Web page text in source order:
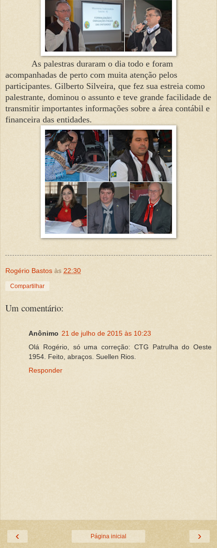
As palestras duraram o dia todo e foram
acompanhadas de perto com muita atenção pelos
participantes. Gilberto Silveira, que fez sua estreia como
palestrante, dominou o assunto e teve grande facilidade de
transmitir importantes informações sobre a área contábil e
financeira das entidades.
Rogério Bastos às 22:30
Compartilhar
Um comentário:
Anônimo 21 de julho de 2015 às 10:23
Olá Rogério, só uma correção: CTG Patrulha do Oeste
1954. Feito, abraços. Suellen Rios.
Responder
‹ ›
Página inicial